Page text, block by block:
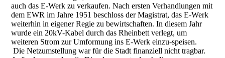
auch das E-Werk zu verkaufen. Nach ersten Verhandlungen mit
dem EWR im Jahre 1951 beschloss der Magistrat, das E-Werk
weiterhin in eigener Regie zu bewirtschaften. In diesem Jahr
wurde ein 20kV-Kabel durch das Rheinbett verlegt, um
weiteren Strom zur Umformung ins E-Werk einzu-speisen.
Die Netzumstellung war für die Stadt finanziell nicht tragbar.